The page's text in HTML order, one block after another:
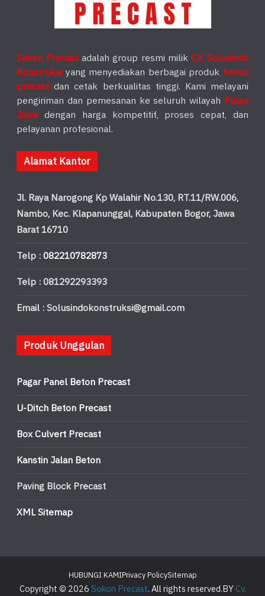
Sokon Precast adalah group resmi milik CV. Solusindo
Konstruksi yang menyediakan berbagai produk beton
precast dan cetak berkualitas tinggi. Kami melayani
pengiriman dan pemesanan ke seluruh wilayah Pulau
Jawadengan harga kompetitif, proses cepat, dan
pelayanan profesional.
Alamat Kantor
Jl. Raya Narogong Kp Walahir No.130, RT.11/RW.006,
Nambo, Kec. Klapanunggal, Kabupaten Bogor, Jawa
Barat 16710
Telp :082210782873
Telp : 081292293393
Email : Solusindokonstruksi@gmail.com
Produk Unggulan
Pagar Panel Beton Precast
U-Ditch Beton Precast
Box Culvert Precast
Kanstin Jalan Beton
Paving Block Precast
XML Sitemap
HUBUNGI KAMIPrivacy PolicySitemap
Copyright © 2026Sokon Precast. All rights reserved.BYCv.